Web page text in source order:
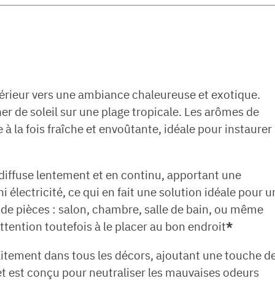
vers une ambiance chaleureuse et exotique.
de soleil sur une plage tropicale. Les arômes de
la fois fraîche et envoûtante, idéale pour instaurer
lentement et en continu, apportant une
électricité, ce qui en fait une solution idéale pour
pièces : salon, chambre, salle de bain, ou même
toutefois à le placer au bon endroit*
dans tous les décors, ajoutant une touche
conçu pour neutraliser les mauvaises odeurs